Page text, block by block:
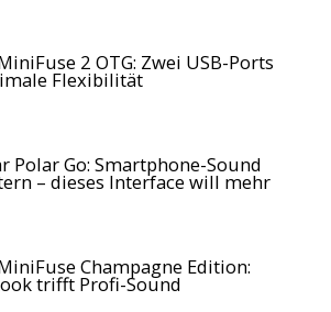
2 OTG: Zwei USB-Ports
Flexibilität
Polar Go: Smartphone-Sound
– dieses Interface will mehr
Champagne Edition:
trifft Profi-Sound